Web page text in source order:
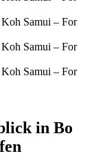
in Bo